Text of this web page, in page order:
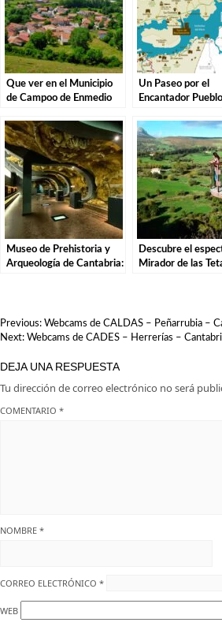
Que ver en el Municipio
de Campoo de Enmedio
Un Paseo por el
Encantador
Cantabria.
Museo de Prehistoria y
Arqueología de Cantabria:
Descubre el
Mirador de las
NAVEGACIÓN
DE
Previous: Webcams de CALDAS – Peñarrubia –
Next: Webcams de CADES – Herrerías –
DEJA UNA RESPUESTA
Tu dirección de correo electrónico no será
COMENTARIO *
NOMBRE *
CORREO ELECTRÓNICO *
WEB